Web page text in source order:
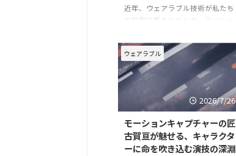
近年、ウェアラブル技術が私たち
の日常に新たなエンターテインメ
に、拡張現実（AR）技術は、現
実世界とデジタルコンテンツを融
合させ、これまでにない没入感の
高い体験を可能にしています。今
回注目するのは、都市伝説として
ウェアラブル
2026/7/26
モーションキャプチャーの匠
古賀亘が魅せる、キャラクタ
ーに命を吹き込む演技の深淵